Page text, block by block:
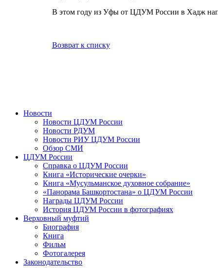
В этом году из Уфы от ЦДУМ России в Хадж
Возврат к списку
Новости
Новости ЦДУМ России
Новости РДУМ
Новости РИУ ЦДУМ России
Обзор СМИ
ЦДУМ России
Справка о ЦДУМ России
Книга «Исторические очерки»
Книга «Мусульманское духовное собрание»
«Панорама Башкортостана» о ЦДУМ России
Награды ЦДУМ России
История ЦДУМ России в фотографиях
Верховный муфтий
Биография
Книга
Фильм
Фотогалерея
Законодательство